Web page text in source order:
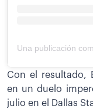
Con el resultado,
en un duelo
julio en el Dallas